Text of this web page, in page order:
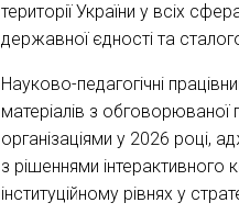
території України у всіх
державної єдності та
Науково-педагогічні
матеріалів з
організаціями у 2026 році,
з рішеннями інтерактивного
інституційному рівнях у